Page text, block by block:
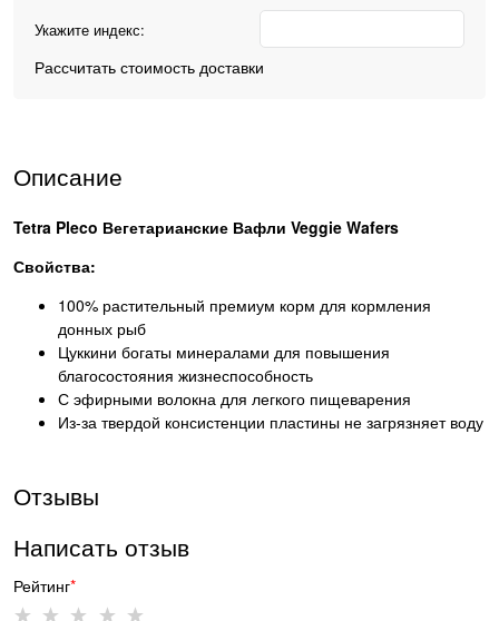
Укажите индекс:
Рассчитать стоимость доставки
Описание
Tetra Pleco Вегетарианские Вафли Veggie Wafers
Свойства:
100% растительный премиум корм для кормления
донных рыб
Цуккини богаты минералами для повышения
благосостояния жизнеспособность
С эфирными волокна для легкого пищеварения
Из-за твердой консистенции пластины не загрязняет воду
Отзывы
Написать отзыв
Рейтинг